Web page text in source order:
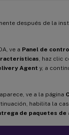
después de la
ve a Panel de
, haz clic
Agent y, a
ve a la página
habilita la
de paquetes de